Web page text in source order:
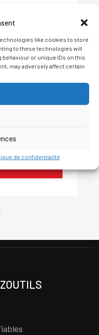
like cookies to store
to these technologies will
or unique IDs on this
may adversely affect certain
de confidentialité
X 4
ou